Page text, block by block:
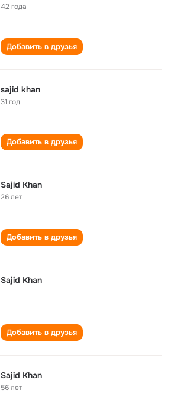
42 года
Добавить в друзья
sajid khan
31 год
Добавить в друзья
Sajid Khan
26 лет
Добавить в друзья
Sajid Khan
Добавить в друзья
Sajid Khan
56 лет